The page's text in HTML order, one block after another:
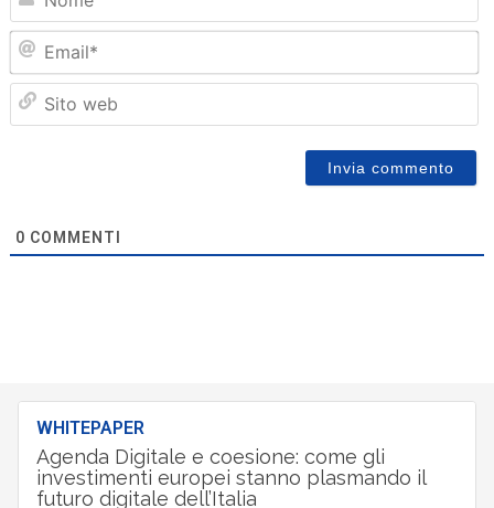
0 COMMENTI
WHITEPAPER
Agenda Digitale e coesione: come gli
investimenti europei stanno plasmando il
futuro digitale dell’Italia